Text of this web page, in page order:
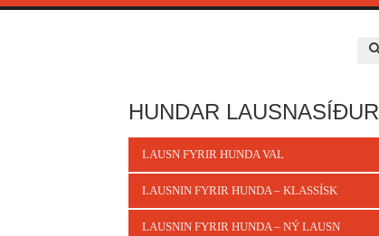
HUNDAR LAUSNASÍÐUR
LAUSN FYRIR HUNDA VAL
LAUSNIN FYRIR HUNDA – KLASSÍSK
LAUSNIN FYRIR HUNDA – NÝ LAUSN